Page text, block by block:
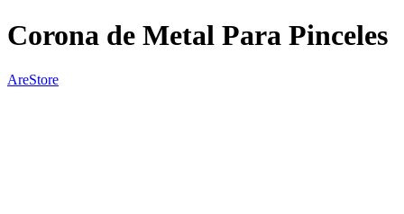
Corona de Metal Para Pinceles
AreStore